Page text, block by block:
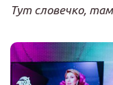
Тут словечко, там